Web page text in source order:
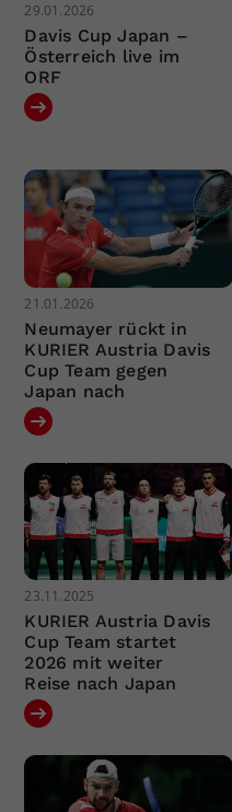
29.01.2026
Davis Cup Japan –
Österreich live im
ORF
21.01.2026
Neumayer rückt in
KURIER Austria Davis
Cup Team gegen
Japan nach
23.11.2025
KURIER Austria Davis
Cup Team startet
2026 mit weiter
Reise nach Japan